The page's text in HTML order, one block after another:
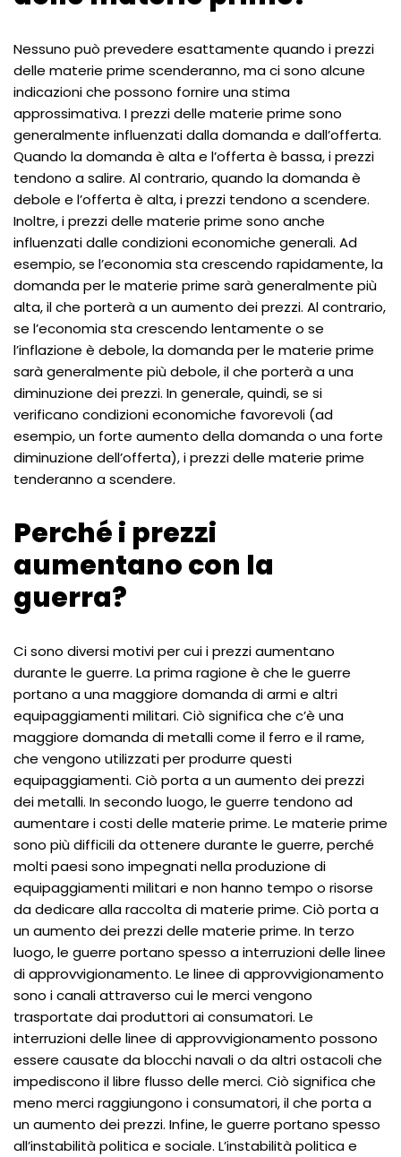
Nessuno può prevedere esattamente quando i prezzi
delle materie prime scenderanno, ma ci sono alcune
indicazioni che possono fornire una stima
approssimativa. I prezzi delle materie prime sono
generalmente influenzati dalla domanda e dall’offerta.
Quando la domanda è alta e l’offerta è bassa, i prezzi
tendono a salire. Al contrario, quando la domanda è
debole e l’offerta è alta, i prezzi tendono a scendere.
Inoltre, i prezzi delle materie prime sono anche
influenzati dalle condizioni economiche generali. Ad
esempio, se l’economia sta crescendo rapidamente, la
domanda per le materie prime sarà generalmente più
alta, il che porterà a un aumento dei prezzi. Al contrario,
se l’economia sta crescendo lentamente o se
l’inflazione è debole, la domanda per le materie prime
sarà generalmente più debole, il che porterà a una
diminuzione dei prezzi. In generale, quindi, se si
verificano condizioni economiche favorevoli (ad
esempio, un forte aumento della domanda o una forte
diminuzione dell’offerta), i prezzi delle materie prime
tenderanno a scendere.
Perché i prezzi
aumentano con la
guerra?
Ci sono diversi motivi per cui i prezzi aumentano
durante le guerre. La prima ragione è che le guerre
portano a una maggiore domanda di armi e altri
equipaggiamenti militari. Ciò significa che c’è una
maggiore domanda di metalli come il ferro e il rame,
che vengono utilizzati per produrre questi
equipaggiamenti. Ciò porta a un aumento dei prezzi
dei metalli. In secondo luogo, le guerre tendono ad
aumentare i costi delle materie prime. Le materie prime
sono più difficili da ottenere durante le guerre, perché
molti paesi sono impegnati nella produzione di
equipaggiamenti militari e non hanno tempo o risorse
da dedicare alla raccolta di materie prime. Ciò porta a
un aumento dei prezzi delle materie prime. In terzo
luogo, le guerre portano spesso a interruzioni delle linee
di approvvigionamento. Le linee di approvvigionamento
sono i canali attraverso cui le merci vengono
trasportate dai produttori ai consumatori. Le
interruzioni delle linee di approvvigionamento possono
essere causate da blocchi navali o da altri ostacoli che
impediscono il libre flusso delle merci. Ciò significa che
meno merci raggiungono i consumatori, il che porta a
un aumento dei prezzi. Infine, le guerre portano spesso
all’instabilità politica e sociale. L’instabilità politica e